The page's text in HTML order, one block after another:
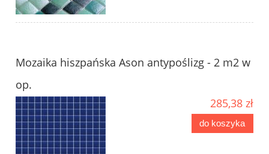
Mozaika hiszpańska Ason antypoślizg - 2 m2 w
op.
285,38 zł
do koszyka